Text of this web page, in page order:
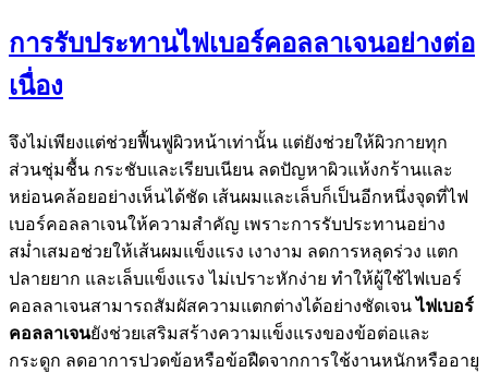
การรับประทานไฟเบอร์คอลลาเจนอย่างต่อ
เนื่อง
จึงไม่เพียงแต่ช่วยฟื้นฟูผิวหน้าเท่านั้น แต่ยังช่วยให้ผิวกายทุก
ส่วนชุ่มชื้น กระชับและเรียบเนียน ลดปัญหาผิวแห้งกร้านและ
หย่อนคล้อยอย่างเห็นได้ชัด เส้นผมและเล็บก็เป็นอีกหนึ่งจุดที่ไฟ
เบอร์คอลลาเจนให้ความสำคัญ เพราะการรับประทานอย่าง
สม่ำเสมอช่วยให้เส้นผมแข็งแรง เงางาม ลดการหลุดร่วง แตก
ปลายยาก และเล็บแข็งแรง ไม่เปราะหักง่าย ทำให้ผู้ใช้ไฟเบอร์
คอลลาเจนสามารถสัมผัสความแตกต่างได้อย่างชัดเจนไฟเบอร์
คอลลาเจนยังช่วยเสริมสร้างความแข็งแรงของข้อต่อและ
กระดูก ลดอาการปวดข้อหรือข้อฝืดจากการใช้งานหนักหรืออายุ